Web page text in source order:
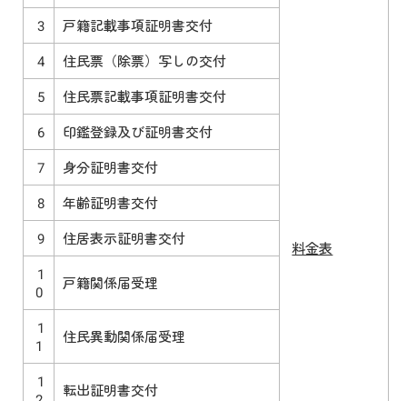
料金表
3
戸籍記載事項証明書交付
4
住民票（除票）写しの交付
5
住民票記載事項証明書交付
6
印鑑登録及び証明書交付
7
身分証明書交付
8
年齢証明書交付
9
住居表示証明書交付
1
0
戸籍関係届受理
1
1
住民異動関係届受理
1
転出証明書交付